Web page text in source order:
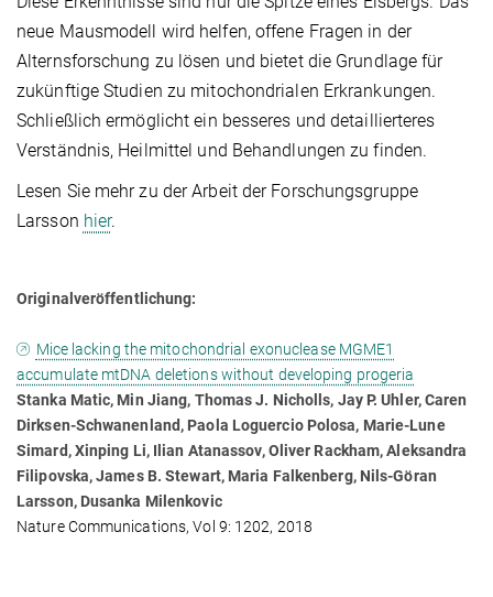
neue Mausmodell wird helfen, offene Fragen in der
Alternsforschung zu lösen und bietet die Grundlage für
zukünftige Studien zu mitochondrialen Erkrankungen.
Schließlich ermöglicht ein besseres und detaillierteres
Verständnis, Heilmittel und Behandlungen zu finden.
Lesen Sie mehr zu der Arbeit der Forschungsgruppe
Larsson hier.
Originalveröffentlichung:
Mice lacking the mitochondrial exonuclease MGME1
accumulate mtDNA deletions without developing progeria
Stanka Matic, Min Jiang, Thomas J. Nicholls, Jay P. Uhler, Caren
Dirksen-Schwanenland, Paola Loguercio Polosa, Marie-Lune
Simard, Xinping Li, Ilian Atanassov, Oliver Rackham, Aleksandra
Filipovska, James B. Stewart, Maria Falkenberg, Nils-Göran
Larsson, Dusanka Milenkovic
Nature Communications, Vol 9: 1202, 2018